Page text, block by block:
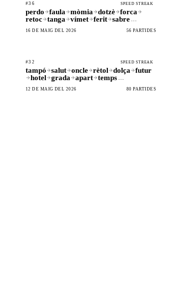
#36 SPEED STREAK
perdo faula mòmia dotzè
forca
retoc
tanga vímet ferit sabre …
16 DE MAIG DEL 2026 56 PARTIDES
#32 SPEED STREAK
tampó salut oncle rètol dolça
futur
hotel
grada apart temps …
12 DE MAIG DEL 2026 80 PARTIDES